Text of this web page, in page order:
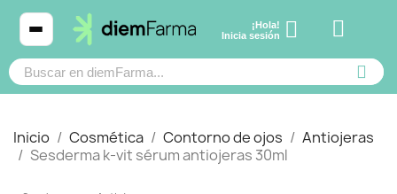
¡Hola!
Inicia sesión
Ver carrito
Inicio Cosmética Contorno de ojos
Antiojeras
Sesderma k-vit sérum antiojeras 30ml